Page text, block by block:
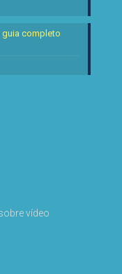
guia completo
vídeo